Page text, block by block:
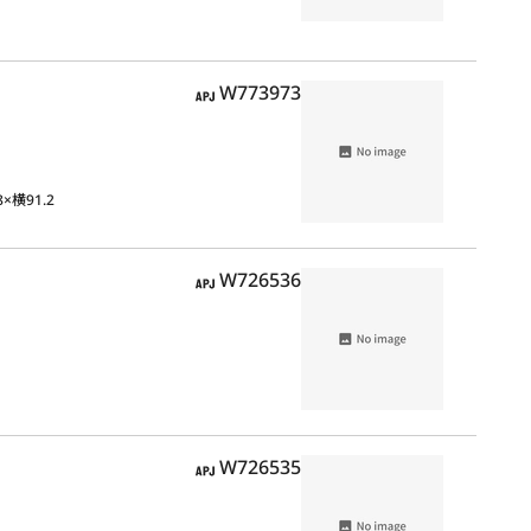
APJ
W773973
横91.2
APJ
W726536
APJ
W726535